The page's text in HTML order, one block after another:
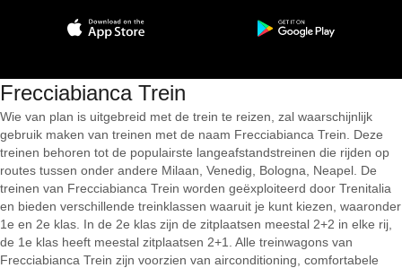
Frecciabianca Trein
Wie van plan is uitgebreid met de trein te reizen, zal waarschijnlijk
gebruik maken van treinen met de naam Frecciabianca Trein. Deze
treinen behoren tot de populairste langeafstandstreinen die rijden op
routes tussen onder andere Milaan, Venedig, Bologna, Neapel. De
treinen van Frecciabianca Trein worden geëxploiteerd door Trenitalia
en bieden verschillende treinklassen waaruit je kunt kiezen, waaronder
1e en 2e klas. In de 2e klas zijn de zitplaatsen meestal 2+2 in elke rij,
de 1e klas heeft meestal zitplaatsen 2+1. Alle treinwagons van
Frecciabianca Trein zijn voorzien van airconditioning, comfortabele